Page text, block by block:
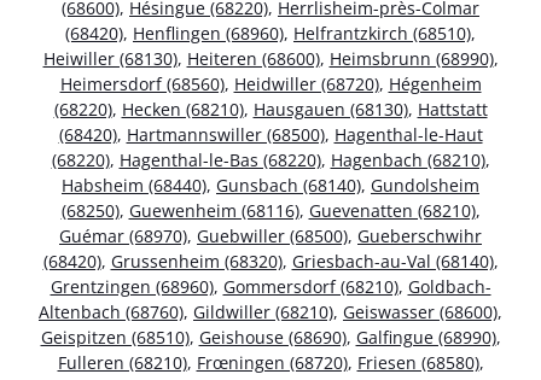
(68600), Hésingue (68220), Herrlisheim-près-Colmar
(68420), Henflingen (68960), Helfrantzkirch (68510),
Heiwiller (68130), Heiteren (68600), Heimsbrunn (68990),
Heimersdorf (68560), Heidwiller (68720), Hégenheim
(68220), Hecken (68210), Hausgauen (68130), Hattstatt
(68420), Hartmannswiller (68500), Hagenthal-le-Haut
(68220), Hagenthal-le-Bas (68220), Hagenbach (68210),
Habsheim (68440), Gunsbach (68140), Gundolsheim
(68250), Guewenheim (68116), Guevenatten (68210),
Guémar (68970), Guebwiller (68500), Gueberschwihr
(68420), Grussenheim (68320), Griesbach-au-Val (68140),
Grentzingen (68960), Gommersdorf (68210), Goldbach-
Altenbach (68760), Gildwiller (68210), Geiswasser (68600),
Geispitzen (68510), Geishouse (68690), Galfingue (68990),
Fulleren (68210), Frœningen (68720), Friesen (68580),